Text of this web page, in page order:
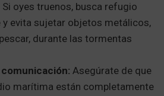
oyes truenos, busca refugio
evita sujetar objetos metálicos,
durante las tormentas
Asegúrate de que
marítima están completamente